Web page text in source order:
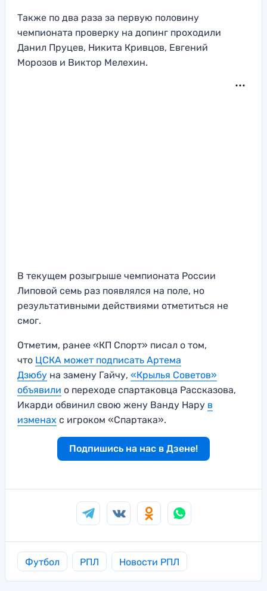
Также по два раза за первую половину
чемпионата проверку на допинг проходили
Данил Пруцев, Никита Кривцов, Евгений
Морозов и Виктор Мелехин.
В текущем розыгрыше чемпионата России
Липовой семь раз появлялся на поле, но
результативными действиями отметиться не
смог.
Отметим, ранее «КП Спорт» писал о том,
что ЦСКА может подписать Артема
Дзюбу на замену Гайчу, «Крылья Советов»
объявили о переходе спартаковца Рассказова,
Икарди обвинил свою жену Ванду Нару в
изменах с игроком «Спартака».
Подпишись на нас в Дзене!
Футбол РПЛ Новости РПЛ